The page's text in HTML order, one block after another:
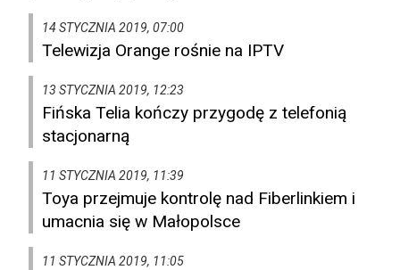
14 STYCZNIA 2019, 07:00
Telewizja Orange rośnie na IPTV
13 STYCZNIA 2019, 12:23
Fińska Telia kończy przygodę z telefonią
stacjonarną
11 STYCZNIA 2019, 11:39
Toya przejmuje kontrolę nad Fiberlinkiem i
umacnia się w Małopolsce
11 STYCZNIA 2019, 11:05